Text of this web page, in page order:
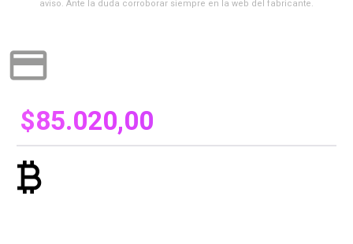
aviso. Ante la duda corroborar siempre en la web del fabricante.
credit_card
$85.020,00
currency_bitcoin